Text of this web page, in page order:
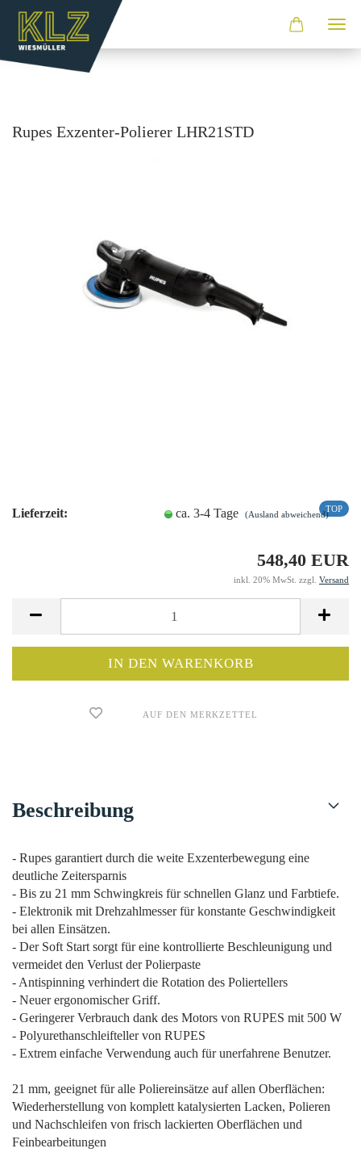
Rupes Exzenter-​Polierer LHR21STD
TOP
Lieferzeit: ca. 3-4 Tage(Ausland abweichend)
548,40 EUR
inkl. 20% MwSt. zzgl. Versand
AUF DEN MERKZETTEL
Beschreibung
- Rupes garantiert durch die weite Exzenterbewegung eine
deutliche Zeitersparnis
- Bis zu 21 mm Schwingkreis für schnellen Glanz und Farbtiefe.
- Elektronik mit Drehzahlmesser für konstante Geschwindigkeit
bei allen Einsätzen.
- Der Soft Start sorgt für eine kontrollierte Beschleunigung und
vermeidet den Verlust der Polierpaste
- Antispinning verhindert die Rotation des Poliertellers
- Neuer ergonomischer Griff.
- Geringerer Verbrauch dank des Motors von RUPES mit 500 W
- Polyurethanschleifteller von RUPES
- Extrem einfache Verwendung auch für unerfahrene Benutzer.
21 mm, geeignet für alle Poliereinsätze auf allen Oberflächen:
Wiederherstellung von komplett katalysierten Lacken, Polieren
und Nachschleifen von frisch lackierten Oberflächen und
Feinbearbeitungen